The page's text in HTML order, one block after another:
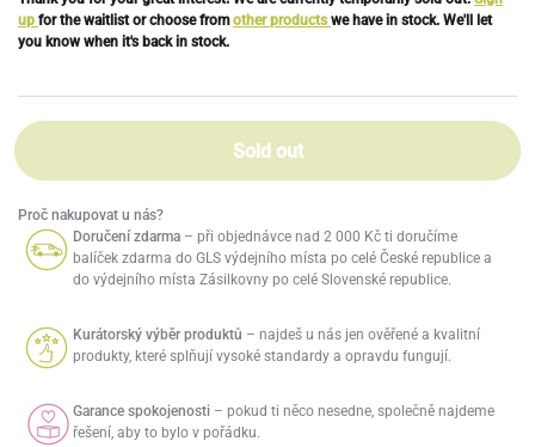
up for the waitlist or choose fromother products we have in stock. We'll let
you know when it's back in stock.
Sold out
Proč nakupovat u nás?
Doručení zdarma – při objednávce nad 2 000 Kč ti doručíme
balíček zdarma do GLS výdejního místa po celé České republice a
do výdejního místa Zásilkovny po celé Slovenské republice.
Kurátorský výběr produktů – najdeš u nás jen ověřené a kvalitní
produkty, které splňují vysoké standardy a opravdu fungují.
Garance spokojenosti – pokud ti něco nesedne, společně najdeme
řešení, aby to bylo v pořádku.